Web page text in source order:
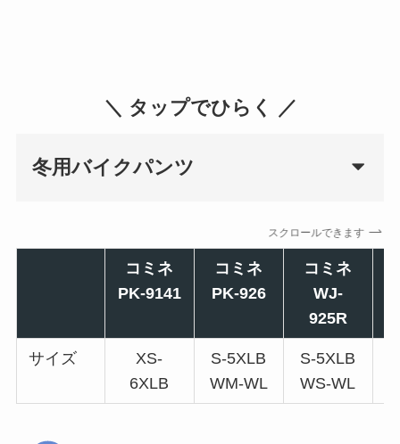
＼ タップでひらく ／
冬用バイクパンツ
スクロールできます
コミネ
PK-9141
コミネ
PK-926
コミネ
WJ-
925R
サイズ
XS-
6XLB
S-5XLB
WM-WL
S-5XLB
WS-WL